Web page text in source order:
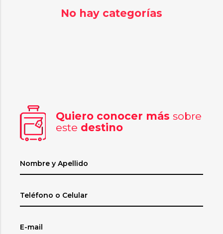
No hay categorías
Quiero conocer más sobre
este destino